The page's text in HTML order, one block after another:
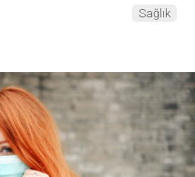
Sağlık